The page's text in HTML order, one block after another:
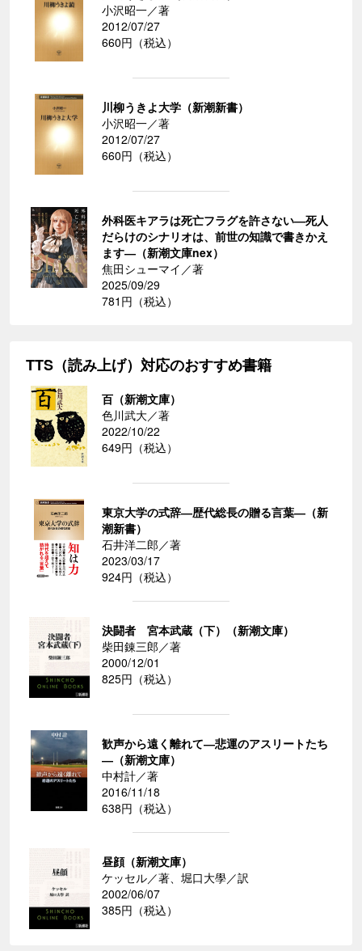
小沢昭一／著
2012/07/27
660円（税込）
川柳うきよ大学（新潮新書）
小沢昭一／著
2012/07/27
660円（税込）
外科医キアラは死亡フラグを許さない―死人
だらけのシナリオは、前世の知識で書きかえ
ます―（新潮文庫nex）
焦田シューマイ／著
2025/09/29
781円（税込）
TTS（読み上げ）対応のおすすめ書籍
百（新潮文庫）
色川武大／著
2022/10/22
649円（税込）
東京大学の式辞―歴代総長の贈る言葉―（新
潮新書）
石井洋二郎／著
2023/03/17
924円（税込）
決闘者 宮本武蔵（下）（新潮文庫）
柴田錬三郎／著
2000/12/01
825円（税込）
歓声から遠く離れて―悲運のアスリートたち
―（新潮文庫）
中村計／著
2016/11/18
638円（税込）
昼顔（新潮文庫）
ケッセル／著、堀口大學／訳
2002/06/07
385円（税込）